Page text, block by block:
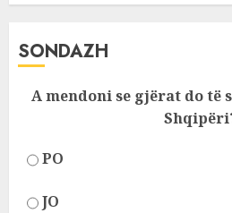
SONDAZH
A mendoni se gjërat do të
PO
JO